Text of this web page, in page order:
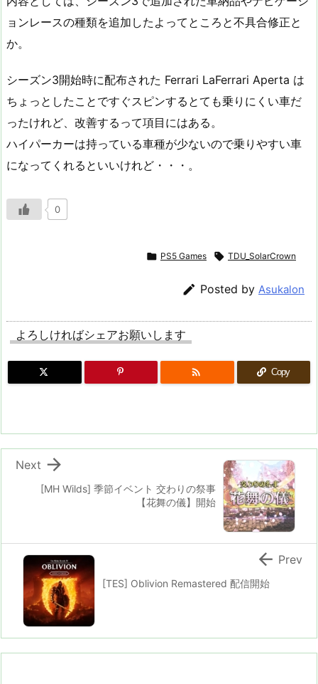
ョンレースの種類を追加したよってところと不具合修正と
か。
シーズン3開始時に配布された Ferrari LaFerrari Aperta は
ちょっとしたことですぐスピンするとても乗りにくい車だ
ったけれど、改善するって項目にはある。
ハイパーカーは持っている車種が少ないので乗りやすい車
になってくれるといいけれど・・・。
0
 PS5 Games  TDU_SolarCrown
 Posted by Asukalon
よろしければシェアお願いします
 Copy
[MH Wilds] 季節イベント 交わりの祭事
【花舞の儀】開始

Next
[TES] Oblivion Remastered 配信開始
 Prev